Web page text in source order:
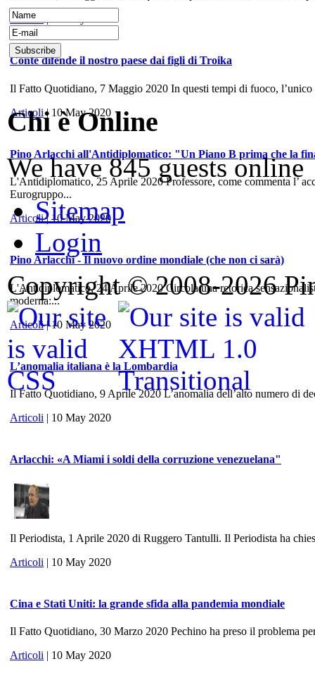
Articoli
Conte difende il nostro paese dai figli di Troika
Il Fatto Quotidiano, 7 Maggio 2020 In questi tempi di fuoco,
Articoli| 10 May 2020
Pino Arlacchi all'Antidiplomatico: "Un Piano B prima che la
L'Antidiplomatico, 25 Aprile 2020 Professore, come commenta l’
Eurogruppo...
Articoli| 10 May 2020
Pino Arlacchi - Il nuovo ordine mondiale (che non ci sarà)
L'Antidiplomatico, 24 Aprile 2020 Circola una retorica
moderna:...
Articoli| 10 May 2020
L’anomalia italiana è la Lombardia
Il Fatto Quotidiano, 9 Aprile 2020 L’anomalia dell’alto numero di
Articoli | 10 May 2020
Arlacchi: «A Miami i soldi della corruzione venezuelana"
Il Periodista, 1 Aprile 2020 di Ruggero Tantulli. Il Periodista ha
Articoli | 10 May 2020
Cina e Stati Uniti: la grande sfida alla pandemia mondiale
Il Fatto Quotidiano, 30 Marzo 2020 Pechino ha preso il problema
Articoli | 10 May 2020
Chi è Online
We have 845 guests online
Sitemap
Login
Copyright © 2008-2026